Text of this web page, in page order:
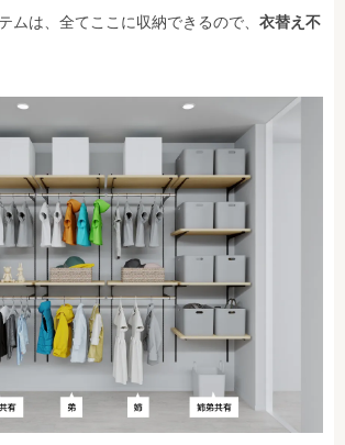
ムは、全てここに収納できるので、 衣替え不